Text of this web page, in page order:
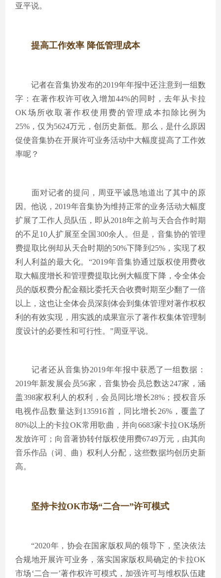
亚平说。
提高工作效率 降低管理成本
记者在音集协发布的2019年年报中还注意到一组数
字：在著作权许可收入增加44%的同时，去年从卡拉
OK场所收取著作权使用费的管理成本扣除比例为
25%，仅为5624万元，创历史新低。那么，是什么原因
促使音集协在开展许可业务活动中大幅度提高了工作效
率呢？
面对记者的提问，周亚平诚恳地道出了其中的原
因。他说，2019年音集协为维持正常的业务活动大幅度
扩展了工作人员队伍，即从2018年之前与天合合作时期
的不足10人扩展至全国300余人。但是，音集协的管理
费提取比例却从天合时期的50%下降到25%，实现了权
利人利益的最大化。“2019年音集协通过版权使用费收
取大幅度增长和管理费提取比例大幅度下降，令全体会
员的版权费分配金额比委托天合收费时期至少翻了一倍
以上，这也让全体会员深刻体会到集体管理对著作权权
利的有效实现，用实践的成果宣示了著作权集体管理制
度设计的必要性和可行性。”周亚平说。
记者还从音集协2019年年报中获悉了一组数据：
2019年新发展会员56家，音集协会员总数达247家，涵
盖398家权利人的权利，会员同比增长28%；授权音乐
电视作品数量达到135916首，同比增长26%，覆盖了
80%以上的卡拉OK常用歌曲，并向6683家卡拉OK场所
发放许可；向音著协转付版权使用费6749万元，由其向
音乐作品（词、曲）权利人分配，这些数据均创历史新
高。
坚持卡拉OK市场“二合一”许可模式
“2020年，协会在国家版权局的领导下，坚决依法
合规地开展许可业务，落实国家版权局确定的卡拉OK
市场‘二合一’著作权许可模式，加强许可与维权队伍建